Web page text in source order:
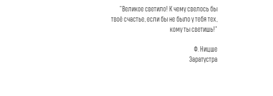
"Великое светило! К чему свелось бы
твоё счастье, если бы не было у тебя тех,
кому ты светишь!"
Ф. Ницше
Заратустра